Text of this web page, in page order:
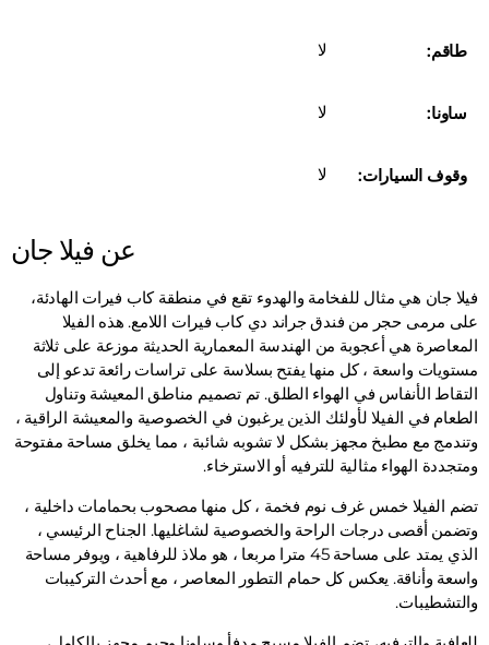
طاقم: لا
ساونا: لا
وقوف السيارات: لا
عن فيلا جان
فيلا جان هي مثال للفخامة والهدوء تقع في منطقة كاب فيرات الهادئة،
على مرمى حجر من فندق جراند دي كاب فيرات اللامع. هذه الفيلا
المعاصرة هي أعجوبة من الهندسة المعمارية الحديثة موزعة على ثلاثة
مستويات واسعة ، كل منها يفتح بسلاسة على تراسات رائعة تدعو إلى
التقاط الأنفاس في الهواء الطلق. تم تصميم مناطق المعيشة وتناول
الطعام في الفيلا لأولئك الذين يرغبون في الخصوصية والمعيشة الراقية ،
وتندمج مع مطبخ مجهز بشكل لا تشوبه شائبة ، مما يخلق مساحة مفتوحة
ومتجددة الهواء مثالية للترفيه أو الاسترخاء.
تضم الفيلا خمس غرف نوم فخمة ، كل منها مصحوب بحمامات داخلية ،
وتضمن أقصى درجات الراحة والخصوصية لشاغليها. الجناح الرئيسي ،
الذي يمتد على مساحة 45 مترا مربعا ، هو ملاذ للرفاهية ، ويوفر مساحة
واسعة وأناقة. يعكس كل حمام التطور المعاصر ، مع أحدث التركيبات
والتشطيبات.